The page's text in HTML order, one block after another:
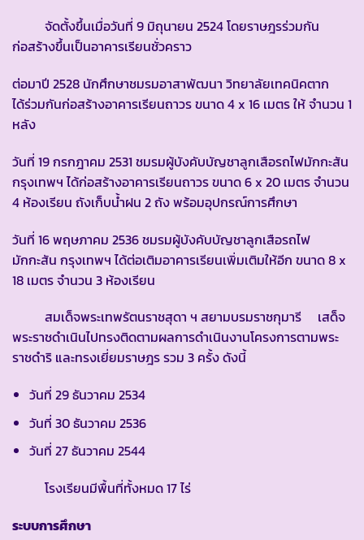
จัดตั้งขึ้นเมื่อวันที่ 9 มิถุนายน 2524 โดยราษฎรร่วมกัน
ก่อสร้างขึ้นเป็นอาคารเรียนชั่วคราว
ต่อมาปี 2528 นักศึกษาชมรมอาสาพัฒนา วิทยาลัยเทคนิคตาก
ได้ร่วมกันก่อสร้างอาคารเรียนถาวร ขนาด 4 x 16 เมตร ให้ จำนวน 1
หลัง
วันที่ 19 กรกฎาคม 2531 ชมรมผู้บังคับบัญชาลูกเสือรถไฟมักกะสัน
กรุงเทพฯ ได้ก่อสร้างอาคารเรียนถาวร ขนาด 6 x 20 เมตร จำนวน
4 ห้องเรียน ถังเก็บน้ำฝน 2 ถัง พร้อมอุปกรณ์การศึกษา
วันที่ 16 พฤษภาคม 2536 ชมรมผู้บังคับบัญชาลูกเสือรถไฟ
มักกะสัน กรุงเทพฯ ได้ต่อเติมอาคารเรียนเพิ่มเติมให้อีก ขนาด 8 x
18 เมตร จำนวน 3 ห้องเรียน
สมเด็จพระเทพรัตนราชสุดา ฯ สยามบรมราชกุมารี เสด็จ
พระราชดำเนินไปทรงติดตามผลการดำเนินงานโครงการตามพระ
ราชดำริ และทรงเยี่ยมราษฎร รวม 3 ครั้ง ดังนี้
วันที่ 29 ธันวาคม 2534
วันที่ 30 ธันวาคม 2536
วันที่ 27 ธันวาคม 2544
โรงเรียนมีพื้นที่ทั้งหมด 17 ไร่
ระบบการศึกษา